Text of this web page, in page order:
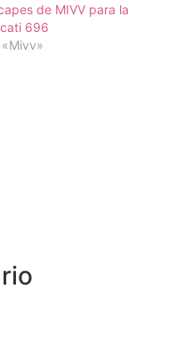
de MIVV para la
696
«Mivv»